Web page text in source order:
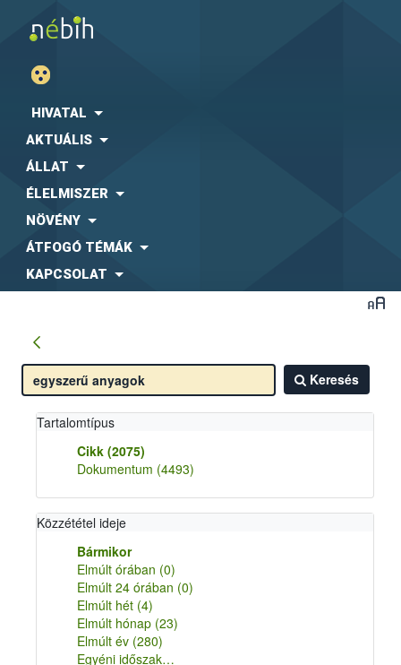
HIVATAL
AKTUÁLIS
ÁLLAT
ÉLELMISZER
NÖVÉNY
ÁTFOGÓ TÉMÁK
KAPCSOLAT
Keresés
Tartalomtípus
Cikk (2075)
Dokumentum (4493)
Közzététel ideje
Bármikor
Elmúlt órában (0)
Elmúlt 24 órában (0)
Elmúlt hét (4)
Elmúlt hónap (23)
Elmúlt év (280)
Egyéni időszak…